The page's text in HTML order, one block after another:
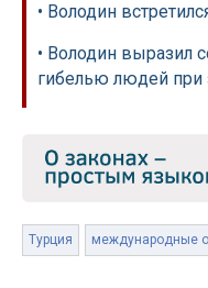
• Володин
• Володин выразил
гибелью людей при
Турция международные